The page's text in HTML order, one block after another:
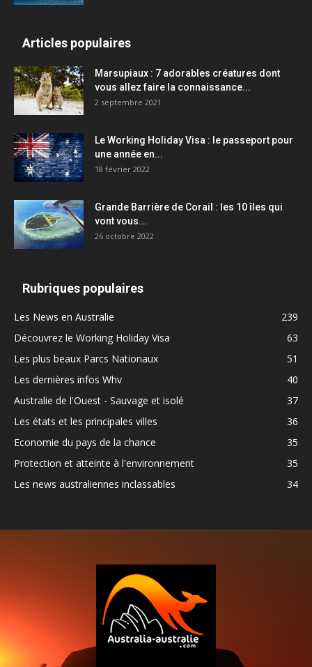
Articles populaires
Marsupiaux : 7 adorables créatures dont
vous allez faire la connaissance...
2 septembre 2021
Le Working Holiday Visa : le passeport pour
une année en...
18 février 2022
Grande Barrière de Corail : les 10 îles qui
vont vous...
26 octobre 2022
Rubriques populaires
Les News en Australie
239
Découvrez le Working Holiday Visa
63
Les plus beaux Parcs Nationaux
51
Les dernières infos Whv
40
Australie de l'Ouest - Sauvage et isolé
37
Les états et les principales villes
36
Economie du pays de la chance
35
Protection et atteinte à l'environnement
35
Les news australiennes inclassables
34